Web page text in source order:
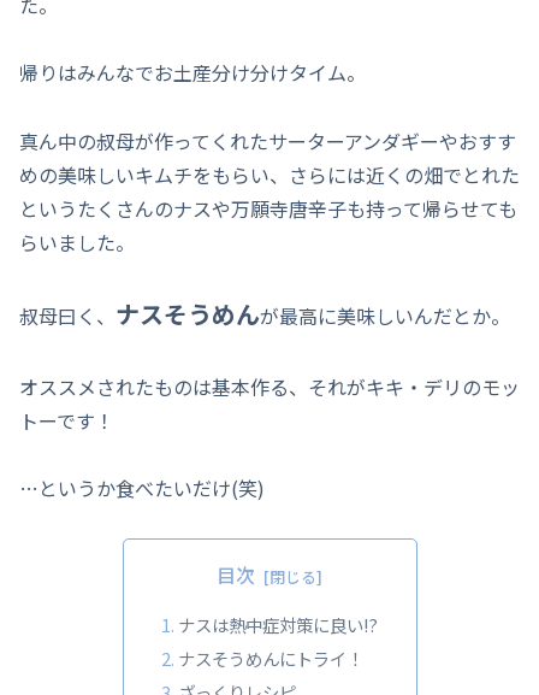
帰りはみんなでお土産分け分けタイム。
真ん中の叔母が作ってくれたサーターアンダギーやおすす
めの美味しいキムチをもらい、さらには近くの畑でとれた
というたくさんのナスや万願寺唐辛子も持って帰らせても
らいました。
叔母曰く、 ナスそうめんが最高に美味しいんだとか。
オススメされたものは基本作る、それがキキ・デリのモッ
トーです！
…というか食べたいだけ(笑)
目次
ナスは熱中症対策に良い!?
ナスそうめんにトライ！